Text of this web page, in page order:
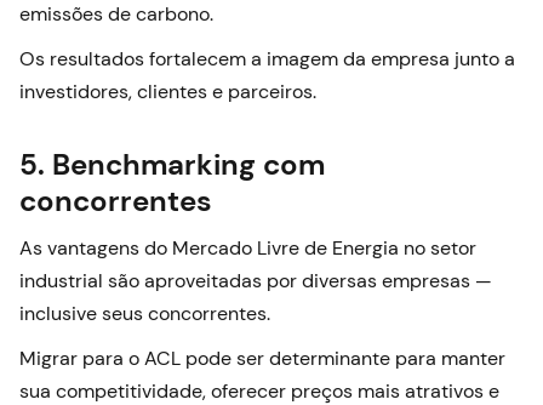
emissões de carbono.
Os resultados fortalecem a imagem da empresa junto a
investidores, clientes e parceiros.
5. Benchmarking com
concorrentes
As vantagens do Mercado Livre de Energia no setor
industrial são aproveitadas por diversas empresas —
inclusive seus concorrentes.
Migrar para o ACL pode ser determinante para manter
sua competitividade, oferecer preços mais atrativos e